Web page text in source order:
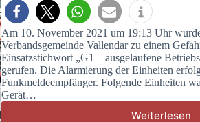
Am 10. November 2021 um 19:13 Uhr
Verbandsgemeinde Vallendar zu einem
Einsatzstichwort „G1 – ausgelaufene
gerufen. Die Alarmierung der Einheiten
Funkmeldeempfänger. Folgende Einheiten
Gerät…
Weiterlesen